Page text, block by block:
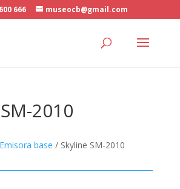
666 museocb@gmail.com
2010
Emisora base / Skyline SM-2010